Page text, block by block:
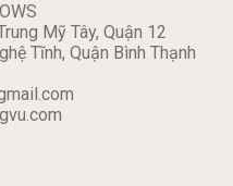
Mỹ Tây, Quận 12
Tĩnh, Quận Bình Thạnh